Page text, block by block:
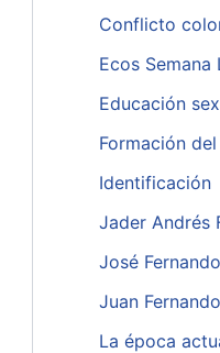
Conflicto
Ecos Semana
Educación
Formación
Identificación
Jader Andrés
José
Juan
La época